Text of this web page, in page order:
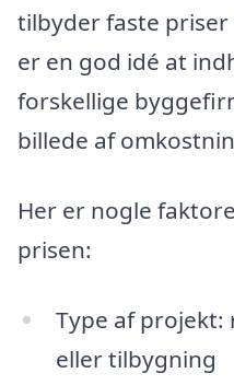
tilbyder faste
er en god idé at
forskellige
billede af
Her er nogle
prisen:
Type af
eller tilbygning